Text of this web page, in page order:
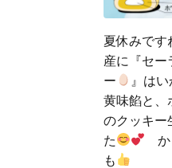
夏休みです
産に『セー
ー
』は
黄味餡と、
のクッキー
た
か
も